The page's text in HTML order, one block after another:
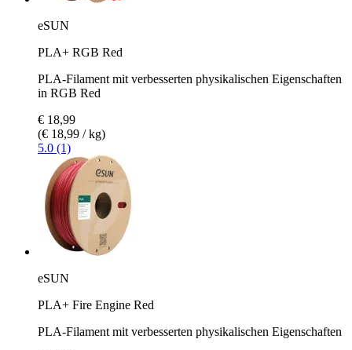
eSUN
PLA+ RGB Red
PLA-Filament mit verbesserten physikalischen Eigenschaften
in RGB Red
€ 18,99
(€ 18,99 / kg)
5.0 (1)
eSUN
PLA+ Fire Engine Red
PLA-Filament mit verbesserten physikalischen Eigenschaften